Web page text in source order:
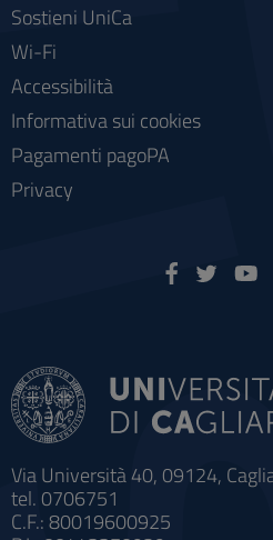
Via Università 40, 09124,
tel. 0706751
C.F.: 80019600925
Sostieni UniCa
Wi-Fi
Accessibilità
Informativa sui cookies
Pagamenti pagoPA
Privacy